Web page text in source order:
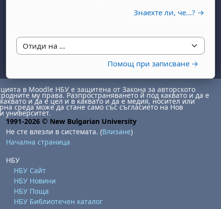
Знаехте ли, че...? →
Отиди на ...
Помощ при записване →
1 август
неделя, 2 август
6 август
август8 август
неделя, 9 август
август
август
15 август
неделя, 16 август
август
август
22 август
неделя, 23 август
август
август
29 август
неделя, 30 август
в Moodle НБУ е защитена от Закона за авторското
му права. Разпространяването й под каквато и да е
и да е цел и в каквато и да е медия, носител или
среда може да стане само със съгласието на Нов
университет.
1991-2026 © New Bulgarian University
Не сте влезли в системата. (Влизане)
Начална страница
НБУ
НБУ Сайт
НБУ Новини
НБУ Поща
НБУ Библиотечен каталог